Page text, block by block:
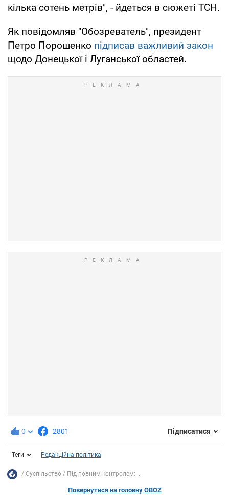
кілька сотень метрів", - йдеться в сюжеті ТСН.
Як повідомляв "Обозреватель", президент
Петро Порошенко підписав важливий закон
щодо Донецької і Луганської областей.
0 2801 Підписатися
Теги Редакційна політика
Суспільство Під повним контролем:...
Повернутися на головну OBOZ